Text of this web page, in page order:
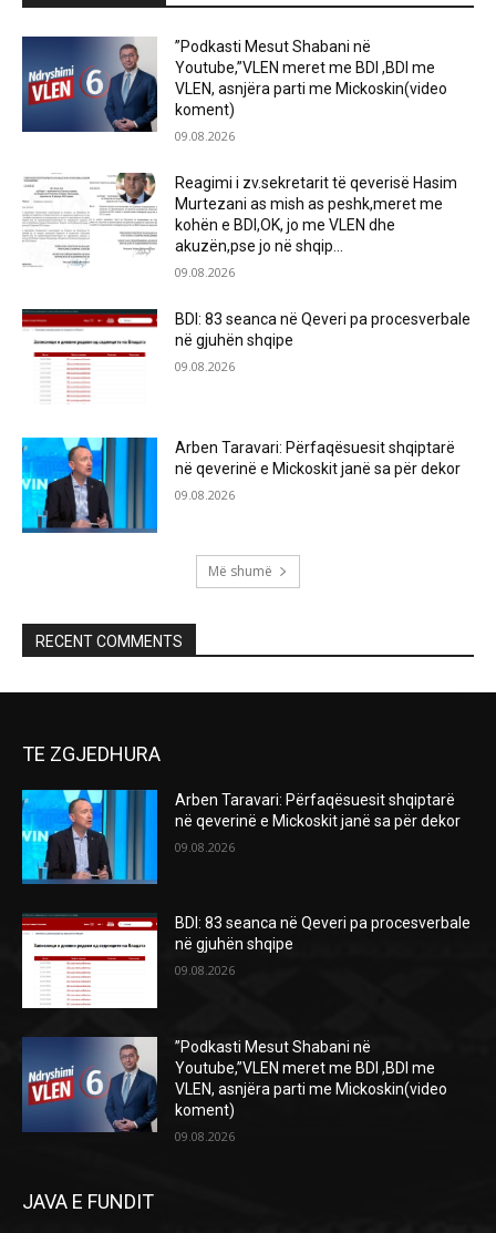
”Podkasti Mesut Shabani në
Youtube,”VLEN meret me BDI ,BDI me
VLEN, asnjëra parti me Mickoskin(video
koment)
09.08.2026
Reagimi i zv.sekretarit të qeverisë Hasim
Murtezani as mish as peshk,meret me
kohën e BDI,OK, jo me VLEN dhe
akuzën,pse jo në shqip...
09.08.2026
BDI: 83 seanca në Qeveri pa procesverbale
në gjuhën shqipe
09.08.2026
Arben Taravari: Përfaqësuesit shqiptarë
në qeverinë e Mickoskit janë sa për dekor
09.08.2026
Më shumë
RECENT COMMENTS
TE ZGJEDHURA
Arben Taravari: Përfaqësuesit shqiptarë
në qeverinë e Mickoskit janë sa për dekor
09.08.2026
BDI: 83 seanca në Qeveri pa procesverbale
në gjuhën shqipe
09.08.2026
”Podkasti Mesut Shabani në
Youtube,”VLEN meret me BDI ,BDI me
VLEN, asnjëra parti me Mickoskin(video
koment)
09.08.2026
JAVA E FUNDIT